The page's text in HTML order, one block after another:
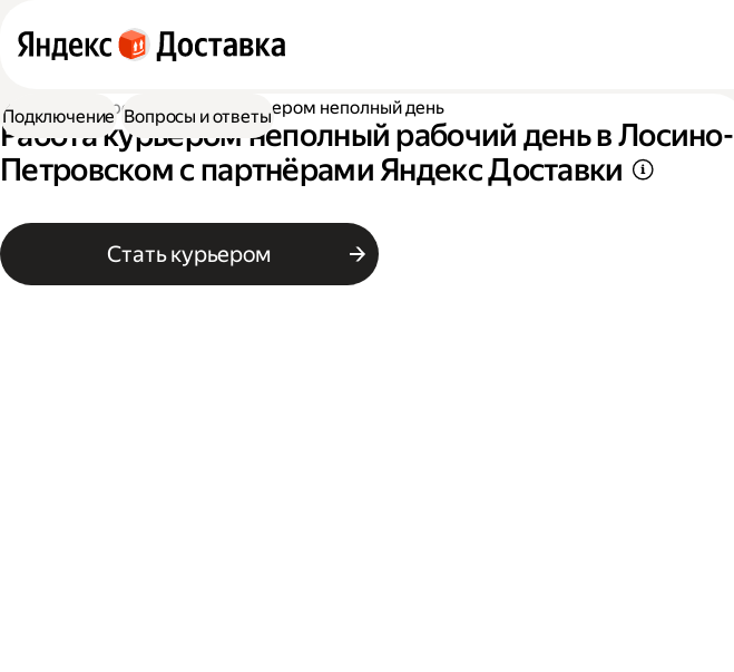
Работа курьером Работа курьером неполный день
Работа курьером неполный рабочий день в Лосино-
Петровском с партнёрами Яндекс Доставки
Стать курьером
Подключение Вопросы и ответы